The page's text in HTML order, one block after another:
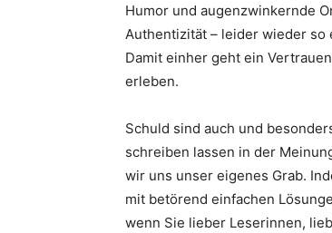
Humor und augenzwinkernde
Authentizität – leider wieder
Damit einher geht ein
erleben.
Schuld sind auch und
schreiben lassen in der
wir uns unser eigenes Grab.
mit betörend einfachen
wenn Sie lieber Leserinnen,